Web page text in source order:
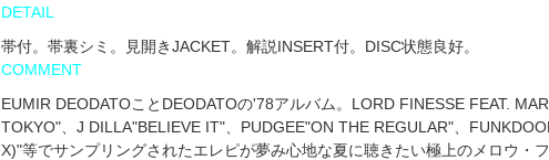
DETAIL
帯付。帯裏シミ。見開きJACKET。解説INSERT付。DISC状態良好。
COMMENT
EUMIR DEODATOことDEODATOの'78アルバム。LORD FINESSE FEAT.
TOKYO"、J DILLA"BELIEVE IT"、PUDGEE"ON THE REGULAR"、
X)"等でサンプリングされたエレピが夢み心地な夏に聴きたい極上のメロウ・